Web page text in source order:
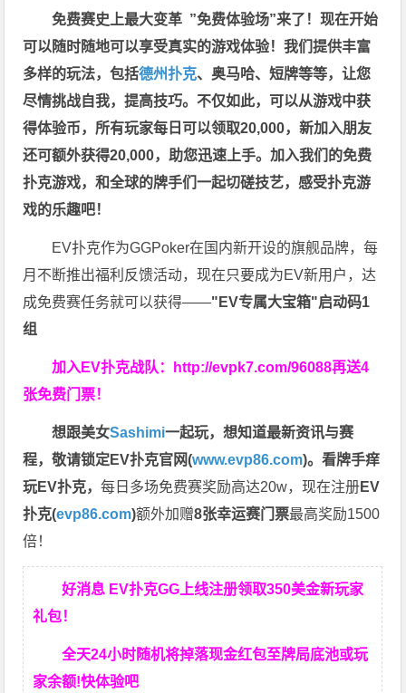
免费赛史上最大变革 ”免费体验场”来了！现在开始
可以随时随地可以享受真实的游戏体验！我们提供丰富
多样的玩法，包括德州扑克、奥马哈、短牌等等，让您
尽情挑战自我，提高技巧。不仅如此， 可以从游戏中获
得体验币，所有玩家每日可以领取20,000，新加入朋友
还可额外获得20,000，助您迅速上手。加入我们的免费
扑克游戏，和全球的牌手们一起切磋技艺，感受扑克游
戏的乐趣吧！
EV扑克作为GGPoker在国内新开设的旗舰品牌，每
月不断推出福利反馈活动，现在只要成为EV新用户，达
成免费赛任务就可以获得——"EV专属大宝箱"启动码1
组
加入EV扑克战队： http://evpk7.com/96088再送4
张免费门票！
想跟美女Sashimi一起玩，想知道最新资讯与赛
程，敬请锁定EV扑克官网(www.evp86.com)。看牌手痒
玩EV扑克，每日多场免费赛奖励高达20w，现在注册EV
扑克(evp86.com)额外加赠8张幸运赛门票最高奖励1500
倍！
好消息 EV扑克GG上线注册领取350美金新玩家
礼包！
全天24小时随机将掉落现金红包至牌局底池或玩
家余额!快体验吧